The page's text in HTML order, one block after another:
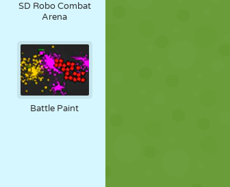
SD Robo Combat
Arena
Battle Paint